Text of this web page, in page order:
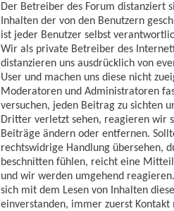
Der Betreiber des Forum distanziert
Inhalten der von den Benutzern
ist jeder Benutzer selbst
Wir als private Betreiber des
distanzieren uns ausdrücklich von
User und machen uns diese nicht
Moderatoren und Administratoren
versuchen, jeden Beitrag zu sichten
Dritter verletzt sehen, reagieren wir
Beiträge ändern oder entfernen.
rechtswidrige Handlung übersehen,
beschnitten fühlen, reicht eine
und wir werden umgehend
sich mit dem Lesen von Inhalten
einverstanden, immer zuerst